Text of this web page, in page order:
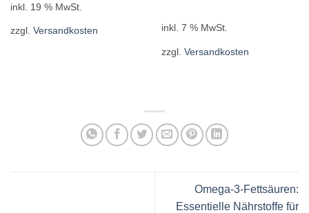
inkl. 19 % MwSt.
zzgl. Versandkosten inkl. 7 % MwSt.
zzgl. Versandkosten
Omega-3-Fettsäuren:
Essentielle Nährstoffe für